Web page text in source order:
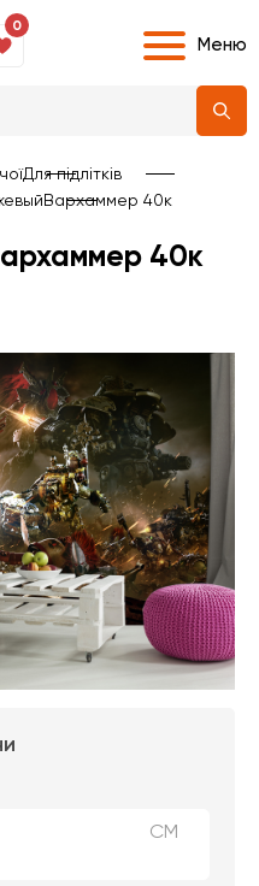
0
Меню
Для підлітків
Вархаммер 40к
40к
СМ